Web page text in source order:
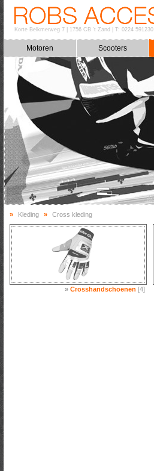
Korte Belkmerweg 7| 1756 CB 't Zand T: 0224 591230
Motoren Scooters
» Kleding » Cross kleding
»Crosshandschoenen [4]